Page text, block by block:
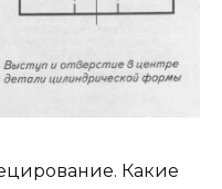
Какие